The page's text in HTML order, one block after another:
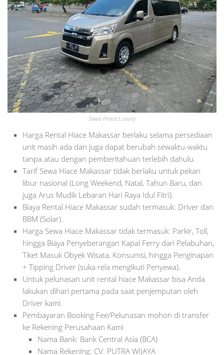
Sewa Hiace Luxury
Harga Rental Hiace Makassar berlaku selama persediaan
unit masih ada dan juga dapat berubah sewaktu-waktu
tanpa atau dengan pemberitahuan terlebih dahulu.
Tarif Sewa Hiace Makassar tidak berlaku untuk pekan
libur nasional (Long Weekend, Natal, Tahun Baru, dan
juga Arus Mudik Lebaran Hari Raya Idul Fitri).
Biaya Rental Hiace Makassar sudah termasuk: Driver dan
BBM (Solar).
Harga Sewa Hiace Makassar tidak termasuk: Parkir, Toll,
hingga Biaya Penyeberangan Kapal Ferry dari Pelabuhan,
Tiket Masuk Obyek Wisata, Konsumsi, hingga Penginapan
+ Tipping Driver (suka rela mengikuti Penyewa).
Untuk pelunasan unit rental hiace Makassar bisa Anda
lakukan dihari pertama pada saat penjemputan oleh
Driver kami.
Pembayaran Booking Fee/Pelunasan mohon di transfer
ke Rekening Perusahaan Kami
Nama Bank: Bank Central Asia (BCA)
Nama Rekening: CV. PUTRA WIJAYA